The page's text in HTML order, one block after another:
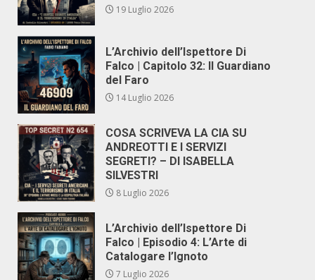
19 Luglio 2026
L’Archivio dell’Ispettore Di
Falco | Capitolo 32: Il Guardiano
del Faro
14 Luglio 2026
COSA SCRIVEVA LA CIA SU
ANDREOTTI E I SERVIZI
SEGRETI? – DI ISABELLA
SILVESTRI
8 Luglio 2026
L’Archivio dell’Ispettore Di
Falco | Episodio 4: L’Arte di
Catalogare l’Ignoto
7 Luglio 2026